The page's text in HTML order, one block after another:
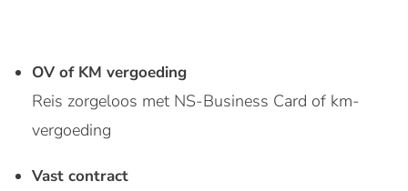
OV of KM vergoeding
Reis zorgeloos met NS-Business Card of km-
vergoeding
Vast contract